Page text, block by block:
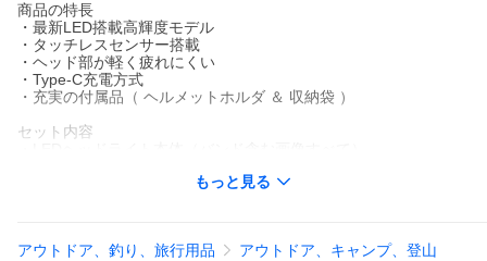
商品の特長
・最新LED搭載高輝度モデル
・タッチレスセンサー搭載
・ヘッド部が軽く疲れにくい
・Type-C充電方式
・充実の付属品（ ヘルメットホルダ ＆ 収納袋 ）
セット内容
もっと見る
アウトドア、釣り、旅行用品
アウトドア、キャンプ、登山